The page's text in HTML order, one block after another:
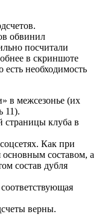
обвинил
посчитали
в скриншоте
необходимость
в межсезонье (их
11).
страницы клуба в
Как при
основным составом, а
состав дубля
верны.